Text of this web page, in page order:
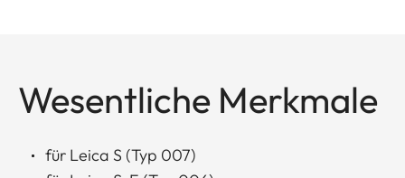
Wesentliche Merkmale
für Leica S (Typ 007)